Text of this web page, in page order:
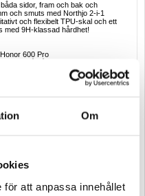
Om
för att anpassa innehållet
sidor, fram och bak och
och smuts med Northjo 2-i-1
och flexibelt TPU-skal och ett
med 9H-klassad hårdhet!
600 Pro
och visar det originella utseendet
mm tjocklek och 9H-klassad
med tiden